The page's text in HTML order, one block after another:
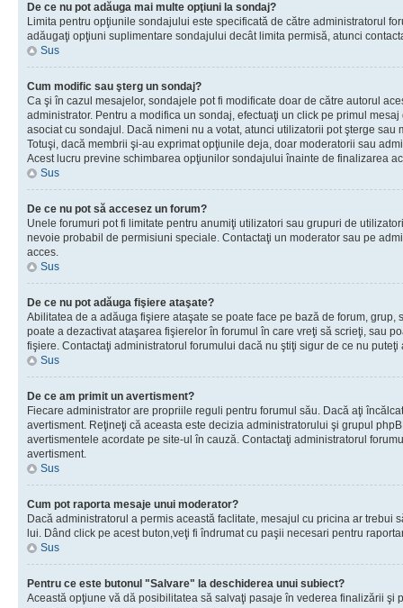
De ce nu pot adăuga mai multe opţiuni la sondaj?
Limita pentru opţiunile sondajului este specificată de către administratorul
adăugaţi opţiuni suplimentare sondajului decât limita permisă, atunci
Sus
Cum modific sau şterg un sondaj?
Ca şi în cazul mesajelor, sondajele pot fi modificate doar de către autorul
administrator. Pentru a modifica un sondaj, efectuaţi un click pe primul
asociat cu sondajul. Dacă nimeni nu a votat, atunci utilizatorii pot şterge
Totuşi, dacă membrii şi-au exprimat opţiunile deja, doar moderatorii sau
Acest lucru previne schimbarea opţiunilor sondajului înainte de finalizarea
Sus
De ce nu pot să accesez un forum?
Unele forumuri pot fi limitate pentru anumiţi utilizatori sau grupuri de
nevoie probabil de permisiuni speciale. Contactaţi un moderator sau pe
acces.
Sus
De ce nu pot adăuga fişiere ataşate?
Abilitatea de a adăuga fişiere ataşate se poate face pe bază de forum, grup,
poate a dezactivat ataşarea fişierelor în forumul în care vreţi să scrieţi, sau
fişiere. Contactaţi administratorul forumului dacă nu ştiţi sigur de ce nu
Sus
De ce am primit un avertisment?
Fiecare administrator are propriile reguli pentru forumul său. Dacă aţi
avertisment. Reţineţi că aceasta este decizia administratorului şi grupul
avertismentele acordate pe site-ul în cauză. Contactaţi administratorul
avertisment.
Sus
Cum pot raporta mesaje unui moderator?
Dacă administratorul a permis această faclitate, mesajul cu pricina ar trebui
lui. Dând click pe acest buton,veţi fi îndrumat cu paşii necesari pentru
Sus
Pentru ce este butonul "Salvare" la deschiderea unui subiect?
Această opţiune vă dă posibilitatea să salvaţi pasaje în vederea finalizării şi